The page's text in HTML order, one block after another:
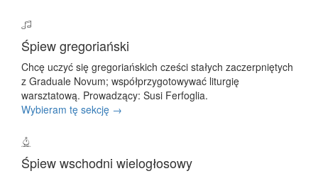
Śpiew gregoriański
Chcę uczyć się gregoriańskich cześci stałych zaczerpniętych
z Graduale Novum; współprzygotowywać liturgię
warsztatową. Prowadzący: Susi Ferfoglia.
Wybieram tę sekcję →
Śpiew wschodni wielogłosowy